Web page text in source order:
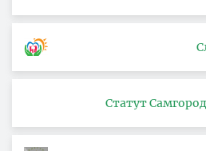
Статут